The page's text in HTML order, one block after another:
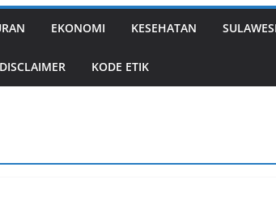
EKONOMI KESEHATAN
DISCLAIMER KODE ETIK